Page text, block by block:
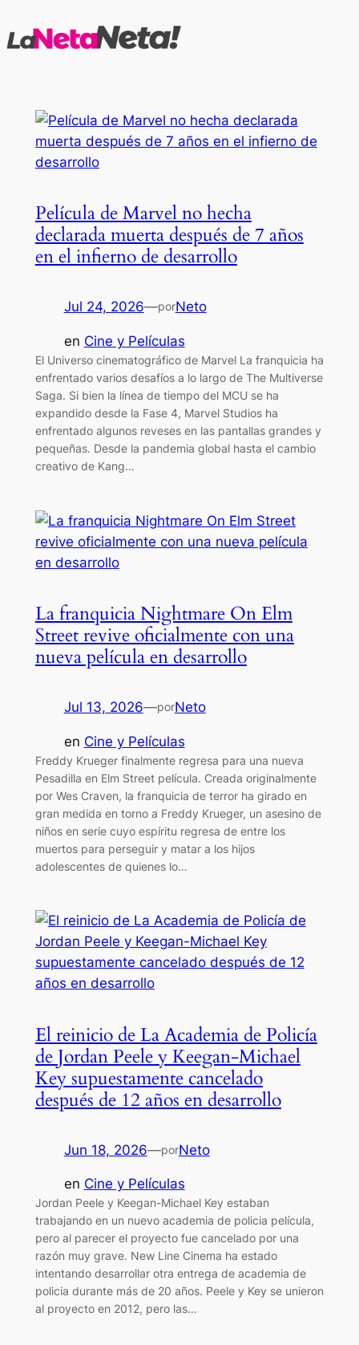
al
Película de Marvel no hecha
declarada muerta después de 7 años
en el infierno de desarrollo
Jul 24, 2026—porNeto
en Cine y Películas
El Universo cinematográfico de Marvel La franquicia ha
enfrentado varios desafíos a lo largo de The Multiverse
Saga. Si bien la línea de tiempo del MCU se ha
expandido desde la Fase 4, Marvel Studios ha
enfrentado algunos reveses en las pantallas grandes y
pequeñas. Desde la pandemia global hasta el cambio
creativo de Kang…
La franquicia Nightmare On Elm
Street revive oficialmente con una
nueva película en desarrollo
Jul 13, 2026—porNeto
en Cine y Películas
Freddy Krueger finalmente regresa para una nueva
Pesadilla en Elm Street película. Creada originalmente
por Wes Craven, la franquicia de terror ha girado en
gran medida en torno a Freddy Krueger, un asesino de
niños en serie cuyo espíritu regresa de entre los
muertos para perseguir y matar a los hijos
adolescentes de quienes lo…
El reinicio de La Academia de Policía
de Jordan Peele y Keegan-Michael
Key supuestamente cancelado
después de 12 años en desarrollo
Jun 18, 2026—porNeto
en Cine y Películas
Jordan Peele y Keegan-Michael Key estaban
trabajando en un nuevo academia de policia película,
pero al parecer el proyecto fue cancelado por una
razón muy grave. New Line Cinema ha estado
intentando desarrollar otra entrega de academia de
policia durante más de 20 años. Peele y Key se unieron
al proyecto en 2012, pero las…